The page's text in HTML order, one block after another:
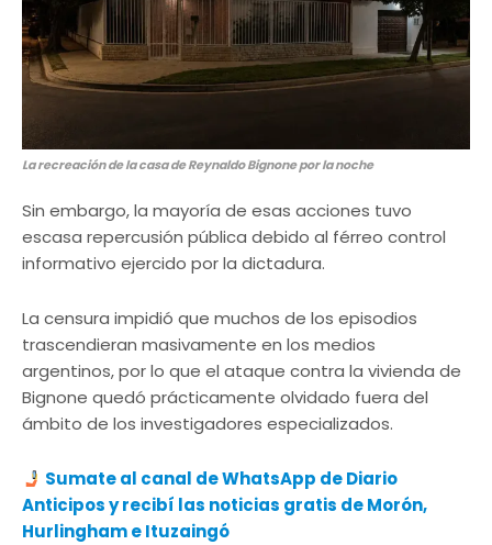
La recreación de la casa de Reynaldo Bignone por la noche
Sin embargo, la mayoría de esas acciones tuvo
escasa repercusión pública debido al férreo control
informativo ejercido por la dictadura.
La censura impidió que muchos de los episodios
trascendieran masivamente en los medios
argentinos, por lo que el ataque contra la vivienda de
Bignone quedó prácticamente olvidado fuera del
ámbito de los investigadores especializados.
Sumate al canal de WhatsApp de Diario
Anticipos y recibí las noticias gratis de Morón,
Hurlingham e Ituzaingó